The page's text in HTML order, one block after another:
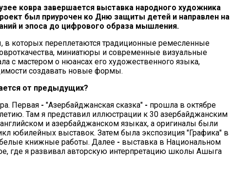
ковра завершается выставка народного художника
был приурочен ко Дню защиты детей и направлен на
и эпоса до цифрового образа мышления.
в которых переплетаются традиционные ремесленные
миниатюры и современные визуальные
с мастером о нюансах его художественного языка,
создавать новые формы.
от предыдущих?
Первая - "Азербайджанская сказка" - прошла в октябре
Там я представил иллюстрации к 30 азербайджанским
и азербайджанском языках, а оригиналы были
юбилейных выставок. Затем была экспозиция "Графика" в
книжные работы. Далее - выставка в Национальном
где я развивал авторскую интерпретацию школы Ашыга